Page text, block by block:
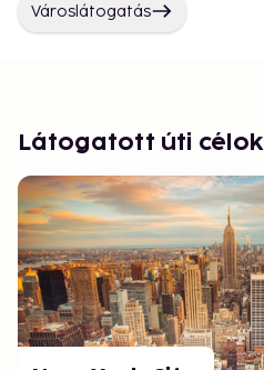
Városlátogatás
Látogatott úti célok